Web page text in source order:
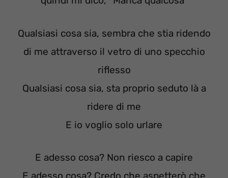
Qualsiasi cosa sia, sembra che stia ridendo
di me attraverso il vetro di uno specchio
riflesso
Qualsiasi cosa sia, sta proprio seduto là a
ridere di me
E io voglio solo urlare
E adesso cosa? Non riesco a capire